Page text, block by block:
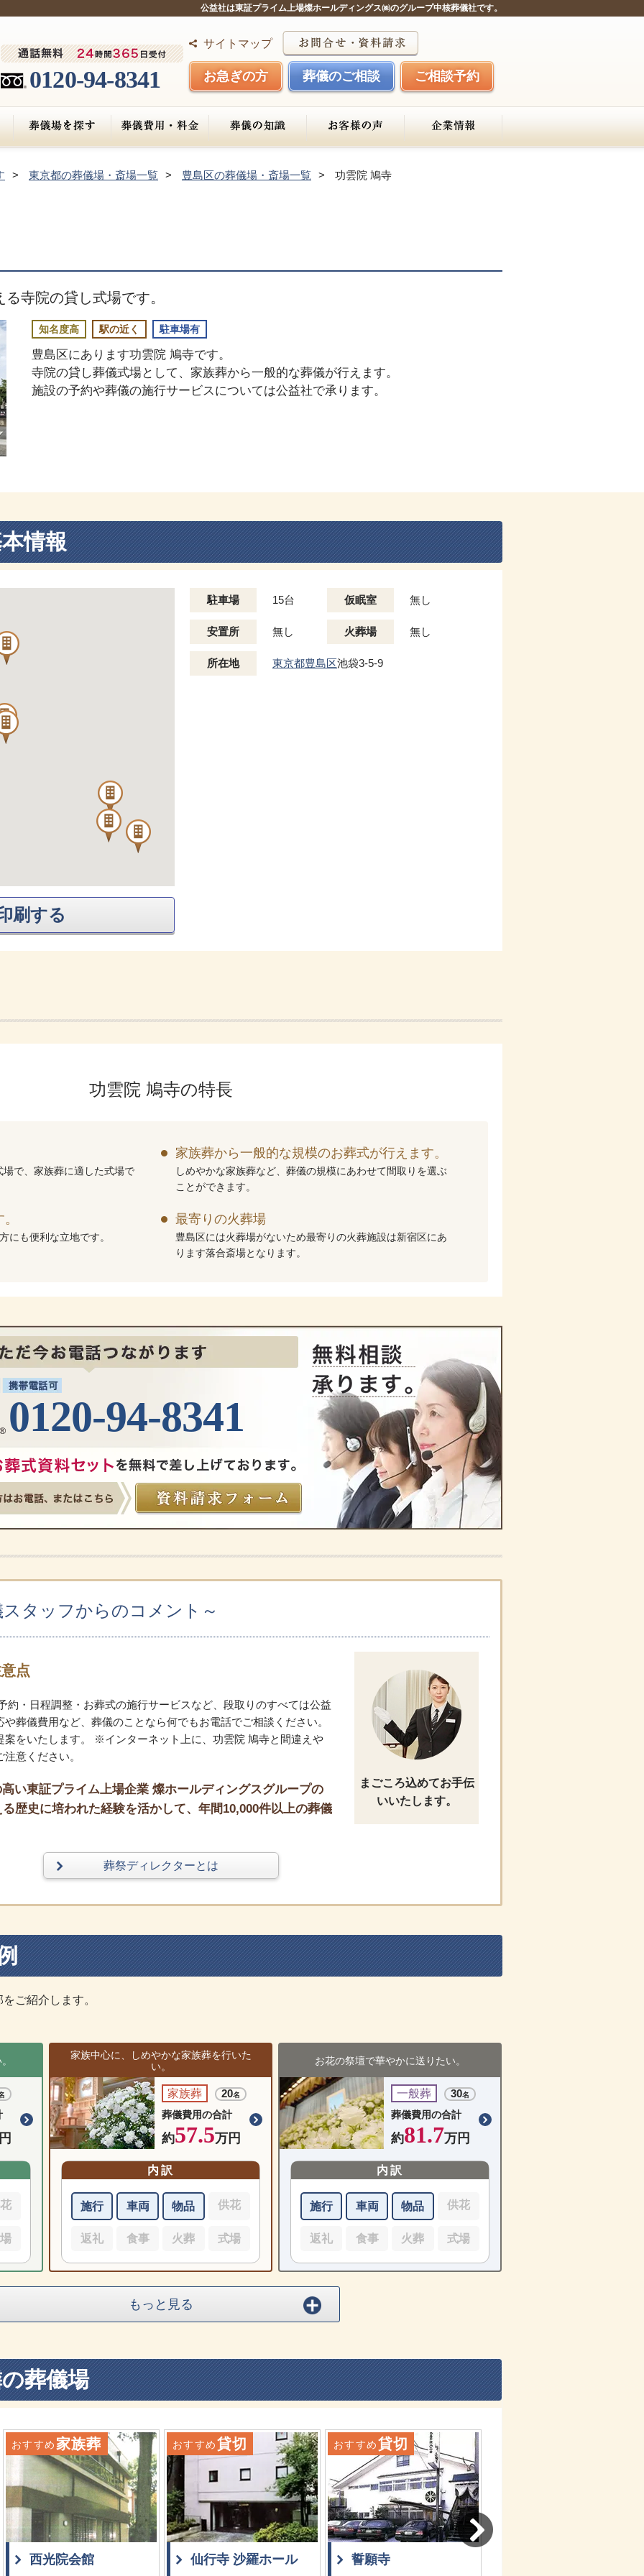
公益社は東証プライム上場燦ホールディングス㈱のグループ中核葬儀社です。
サイトマップ
お急ぎの方 葬儀のご相談 ご相談予約
0120-94-8341
東京都の葬儀場・斎場一覧 豊島区の葬儀場・斎場一覧 功雲院 鳩寺
寺院の貸し式場です。
知名度高 駅の近く 駐車場有
豊島区にあります功雲院 鳩寺です。
寺院の貸し葬儀式場として、家族葬から一般的な葬儀が行えます。
施設の予約や葬儀の施行サービスについては公益社で承ります。
情報
刷する
駐車場 15台 仮眠室 無し
安置所 無し 火葬場 無し
所在地 東京都豊島区池袋3-5-9
功雲院 鳩寺の特長
で、家族葬に適した式場で
家族葬から一般的な規模のお葬式が行えます。
しめやかな家族葬など、葬儀の規模にあわせて間取りを選ぶ
ことができます。
にも便利な立地です。
最寄りの火葬場
豊島区には火葬場がないため最寄りの火葬施設は新宿区にあ
ります落合斎場となります。
0120-94-8341
タッフからのコメント～
点
約・日程調整・お葬式の施行サービスなど、段取りのすべては公益
葬儀費用など、葬儀のことなら何でもお電話でご相談ください。
案をいたします。 ※インターネット上に、功雲院 鳩寺と間違えや
意ください。
い東証プライム上場企業 燦ホールディングスグループの
歴史に培われた経験を活かして、年間10,000件以上の葬儀
まごころ込めてお手伝
いいたします。
葬祭ディレクターとは
ご紹介します。
家族中心に、しめやかな家族葬を行いた
い。
家族葬 20名
葬儀費用の合計
約57.5万円
内訳
施行 車両 物品 供花
返礼 食事 火葬 式場
お花の祭壇で華やかに送りたい。
一般葬 30名
葬儀費用の合計
約81.7万円
内訳
施行 車両 物品 供花
返礼 食事 火葬 式場
もっと見る
葬儀場
おすすめ 家族葬
西光院会館
おすすめ貸切
仙行寺 沙羅ホール
おすすめ貸切
誓願寺